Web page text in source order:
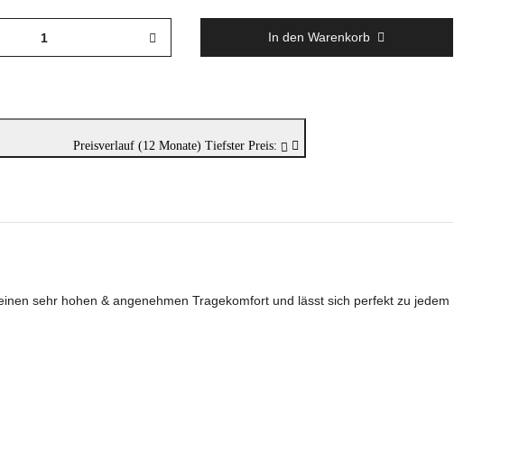
In den Warenkorb
Preisverlauf (12 Monate) Tiefster Preis:
sehr hohen & angenehmen Tragekomfort und lässt sich perfekt zu jedem